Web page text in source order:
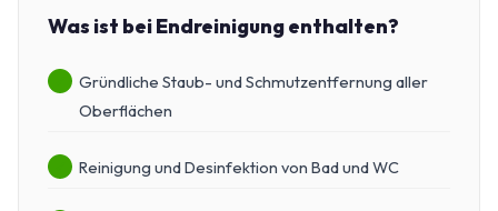
Was ist bei Endreinigung enthalten?
Gründliche Staub- und Schmutzentfernung aller
Oberflächen
Reinigung und Desinfektion von Bad und WC